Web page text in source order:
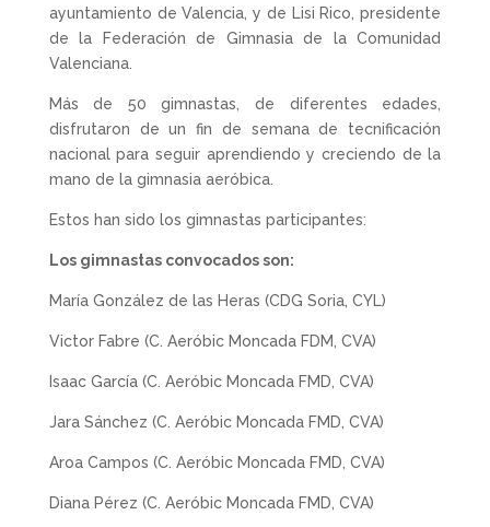
ayuntamiento de Valencia, y de Lisi Rico, presidente
de la Federación de Gimnasia de la Comunidad
Valenciana.
Más de 50 gimnastas, de diferentes edades,
disfrutaron de un fin de semana de tecnificación
nacional para seguir aprendiendo y creciendo de la
mano de la gimnasia aeróbica.
Estos han sido los gimnastas participantes:
Los gimnastas convocados son:
María González de las Heras (CDG Soria, CYL)
Victor Fabre (C. Aeróbic Moncada FDM, CVA)
Isaac García (C. Aeróbic Moncada FMD, CVA)
Jara Sánchez (C. Aeróbic Moncada FMD, CVA)
Aroa Campos (C. Aeróbic Moncada FMD, CVA)
Diana Pérez (C. Aeróbic Moncada FMD, CVA)